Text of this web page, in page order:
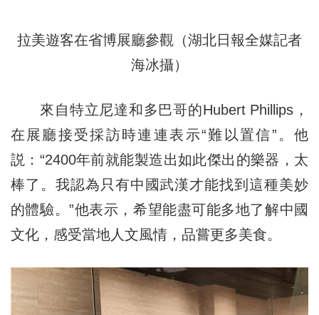
拉美遊客在省博展廳參觀（湖北日報全媒記者
海冰攝）
來自特立尼達和多巴哥的Hubert Phillips，
在展廳接受採訪時連連表示“難以置信”。他
説：“2400年前就能製造出如此傑出的樂器，太
棒了。我認為只有中國武漢才能找到這種美妙
的體驗。”他表示，希望能盡可能多地了解中國
文化，感受當地人文風情，品嘗更多美食。